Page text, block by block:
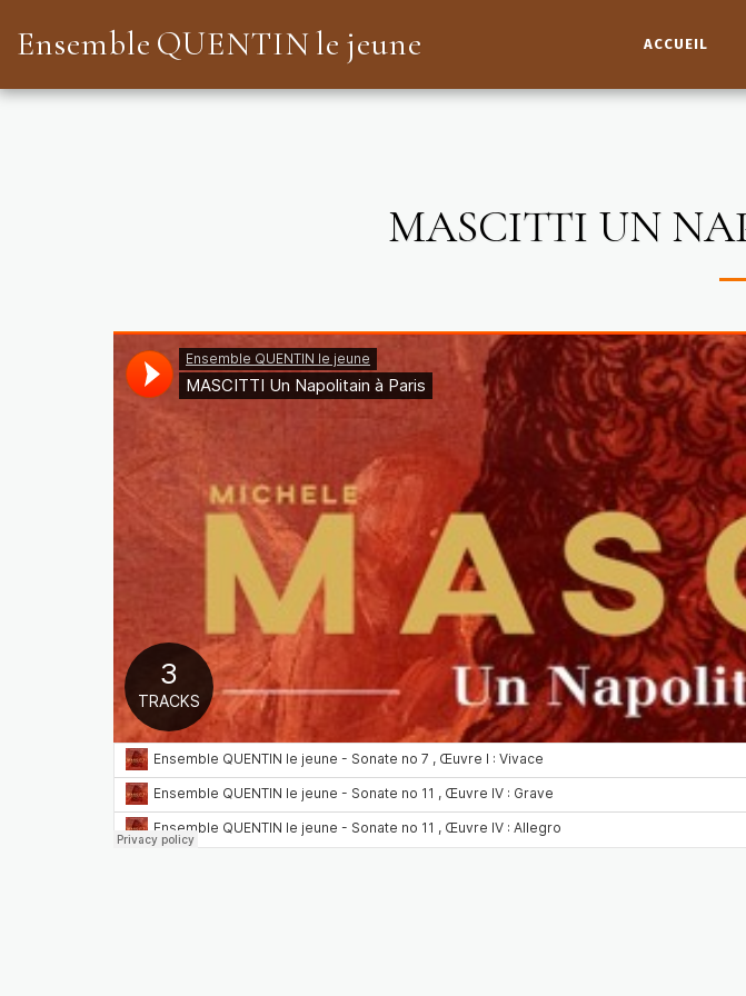
Ensemble QUENTIN le jeune ACCUEIL
MASCITTI UN